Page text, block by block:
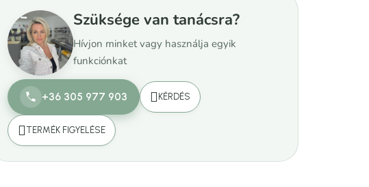
Szüksége van tanácsra?
Hívjon minket vagy használja egyik
funkciónkat
+36 305 977 903 KÉRDÉS
TERMÉK FIGYELÉSE